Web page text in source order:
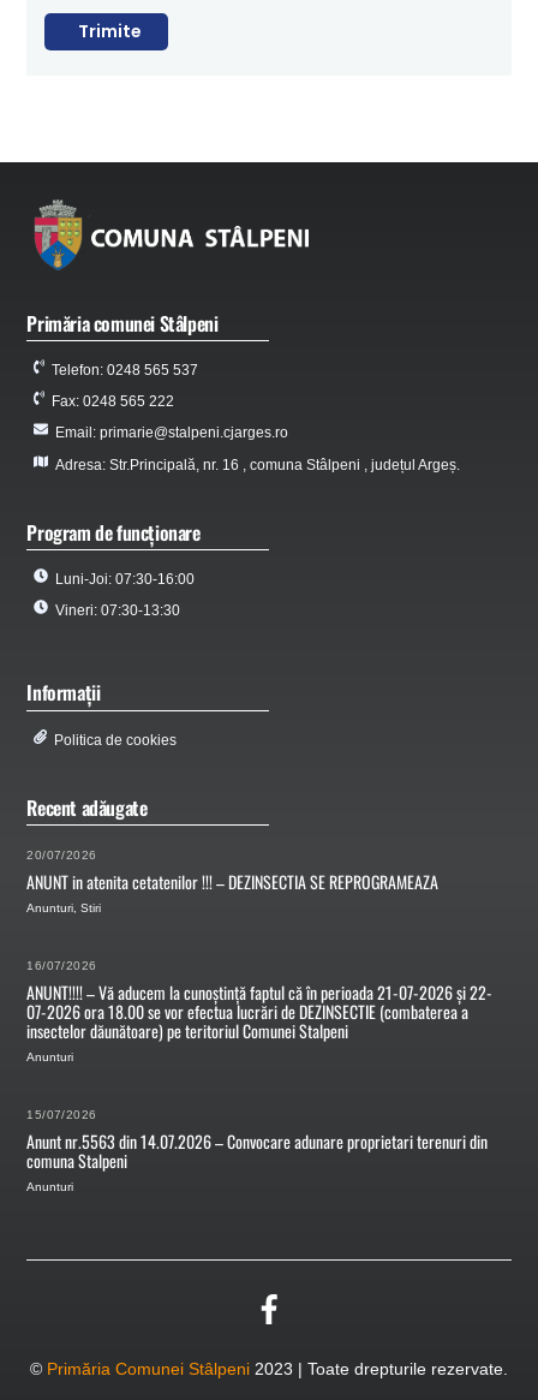
Trimite
Primăria comunei Stâlpeni
Telefon: 0248 565 537
Fax: 0248 565 222
Email: primarie@stalpeni.cjarges.ro
Adresa: Str.Principală, nr. 16 , comuna Stâlpeni , județul Argeș.
Program de funcționare
Luni-Joi: 07:30-16:00
Vineri: 07:30-13:30
Informații
Politica de cookies
Recent adăugate
20/07/2026
ANUNT in atenita cetatenilor !!! – DEZINSECTIA SE REPROGRAMEAZA
Anunturi ,Stiri
16/07/2026
ANUNT!!!! – Vă aducem la cunoștință faptul că în perioada 21-07-2026 și 22-
07-2026 ora 18.00 se vor efectua lucrări de DEZINSECTIE (combaterea a
insectelor dăunătoare) pe teritoriul Comunei Stalpeni
Anunturi
15/07/2026
Anunt nr.5563 din 14.07.2026 – Convocare adunare proprietari terenuri din
comuna Stalpeni
Anunturi
© Primăria Comunei Stâlpeni 2023 | Toate drepturile rezervate.